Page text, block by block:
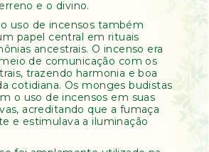
e o divino.
uso de incensos também
papel central em rituais
ancestrais. O incenso era
de comunicação com os
trazendo harmonia e boa
cotidiana. Os monges budistas
o uso de incensos em suas
acreditando que a fumaça
e estimulava a iluminação